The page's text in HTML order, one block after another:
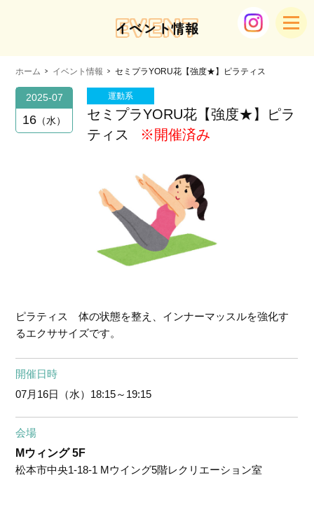
EVENT
イベント情報
ホーム イベント情報 セミプラYORU花【強度★】ピラティス
2025-07
16 水
運動系
セミプラYORU花【強度★】ピラ
ティス
※開催済み
ピラティス 体の状態を整え、インナーマッスルを強化す
るエクササイズです。
開催日時
07月16日（水） 18:15～19:15
会場
Mウィング 5F
松本市中央1-18-1 Mウイング5階レクリエーション室